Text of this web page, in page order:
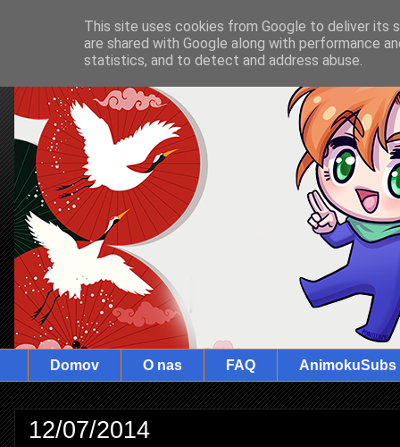
Domov O nas FAQ AnimokuSubs
12/07/2014
This site uses cookies from Google to deliver its
are shared with Google along with performance
statistics, and to detect and address abuse.